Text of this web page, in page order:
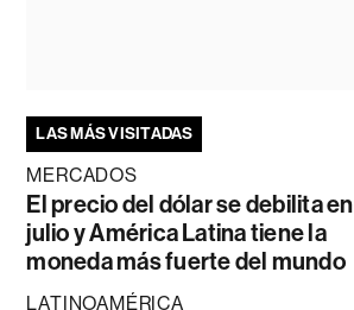
LAS MÁS VISITADAS
MERCADOS
El precio del dólar se debilita en
julio y América Latina tiene la
moneda más fuerte del mundo
LATINOAMÉRICA